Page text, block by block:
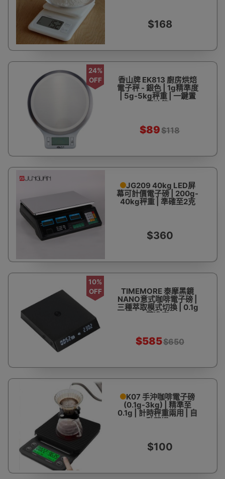
$168
24%
OFF
香山牌 EK813 廚房烘焙
電子秤 - 銀色 | 1g精準度
| 5g-5kg秤重 | 一鍵置
零功能
$89$118
JG209 40kg LED屏
幕可計價電子磅 | 200g-
40kg秤重 | 準確至2克
$360
10%
OFF
TIMEMORE 泰摩黑鏡
NANO意式咖啡電子磅 |
三種萃取模式切換 | 0.1g
精准度
$585$650
K07 手沖咖啡電子磅
(0.1g-3kg) | 精準至
0.1g | 計時秤重兩用 | 自
動關機
$100